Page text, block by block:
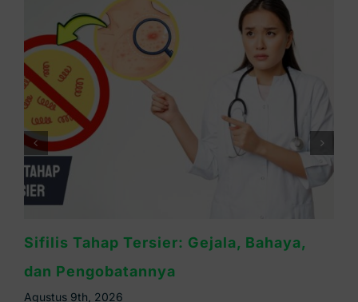
Cara Mengobati Sifilis yang Tepat dan
Efektif
Agustus 8th, 2026